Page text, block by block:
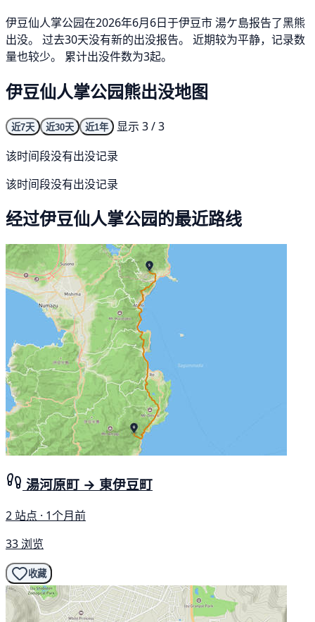
伊豆仙人掌公园在2026年6月6日于伊豆市 湯ケ島报告了黑熊
出没。 过去30天没有新的出没报告。 近期较为平静，记录数
量也较少。 累计出没件数为3起。
伊豆仙人掌公园熊出没地图
近7天 近30天 近1年
显示 3 / 3
该时间段没有出没记录
该时间段没有出没记录
经过伊豆仙人掌公园的最近路线
湯河原町 → 東伊豆町
2 站点 · 1个月前
33 浏览
收藏